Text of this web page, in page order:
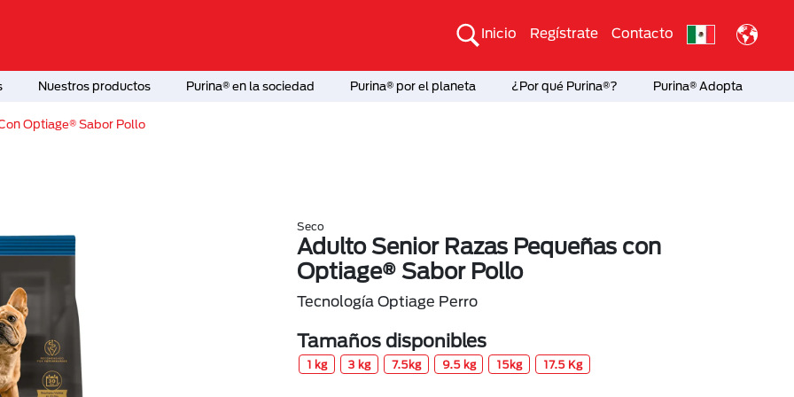
Inicio Regístrate Contacto
Nuestros productos Purina® en la sociedad Purina® por el planeta ¿Por qué Purina®? Purina® Adopta
Optiage® Sabor Pollo
Seco
Adulto Senior Razas Pequeñas con
Optiage® Sabor Pollo
Tecnología Optiage Perro
Tamaños disponibles
1 kg 3 kg 7.5kg 9.5 kg 15kg 17.5 Kg